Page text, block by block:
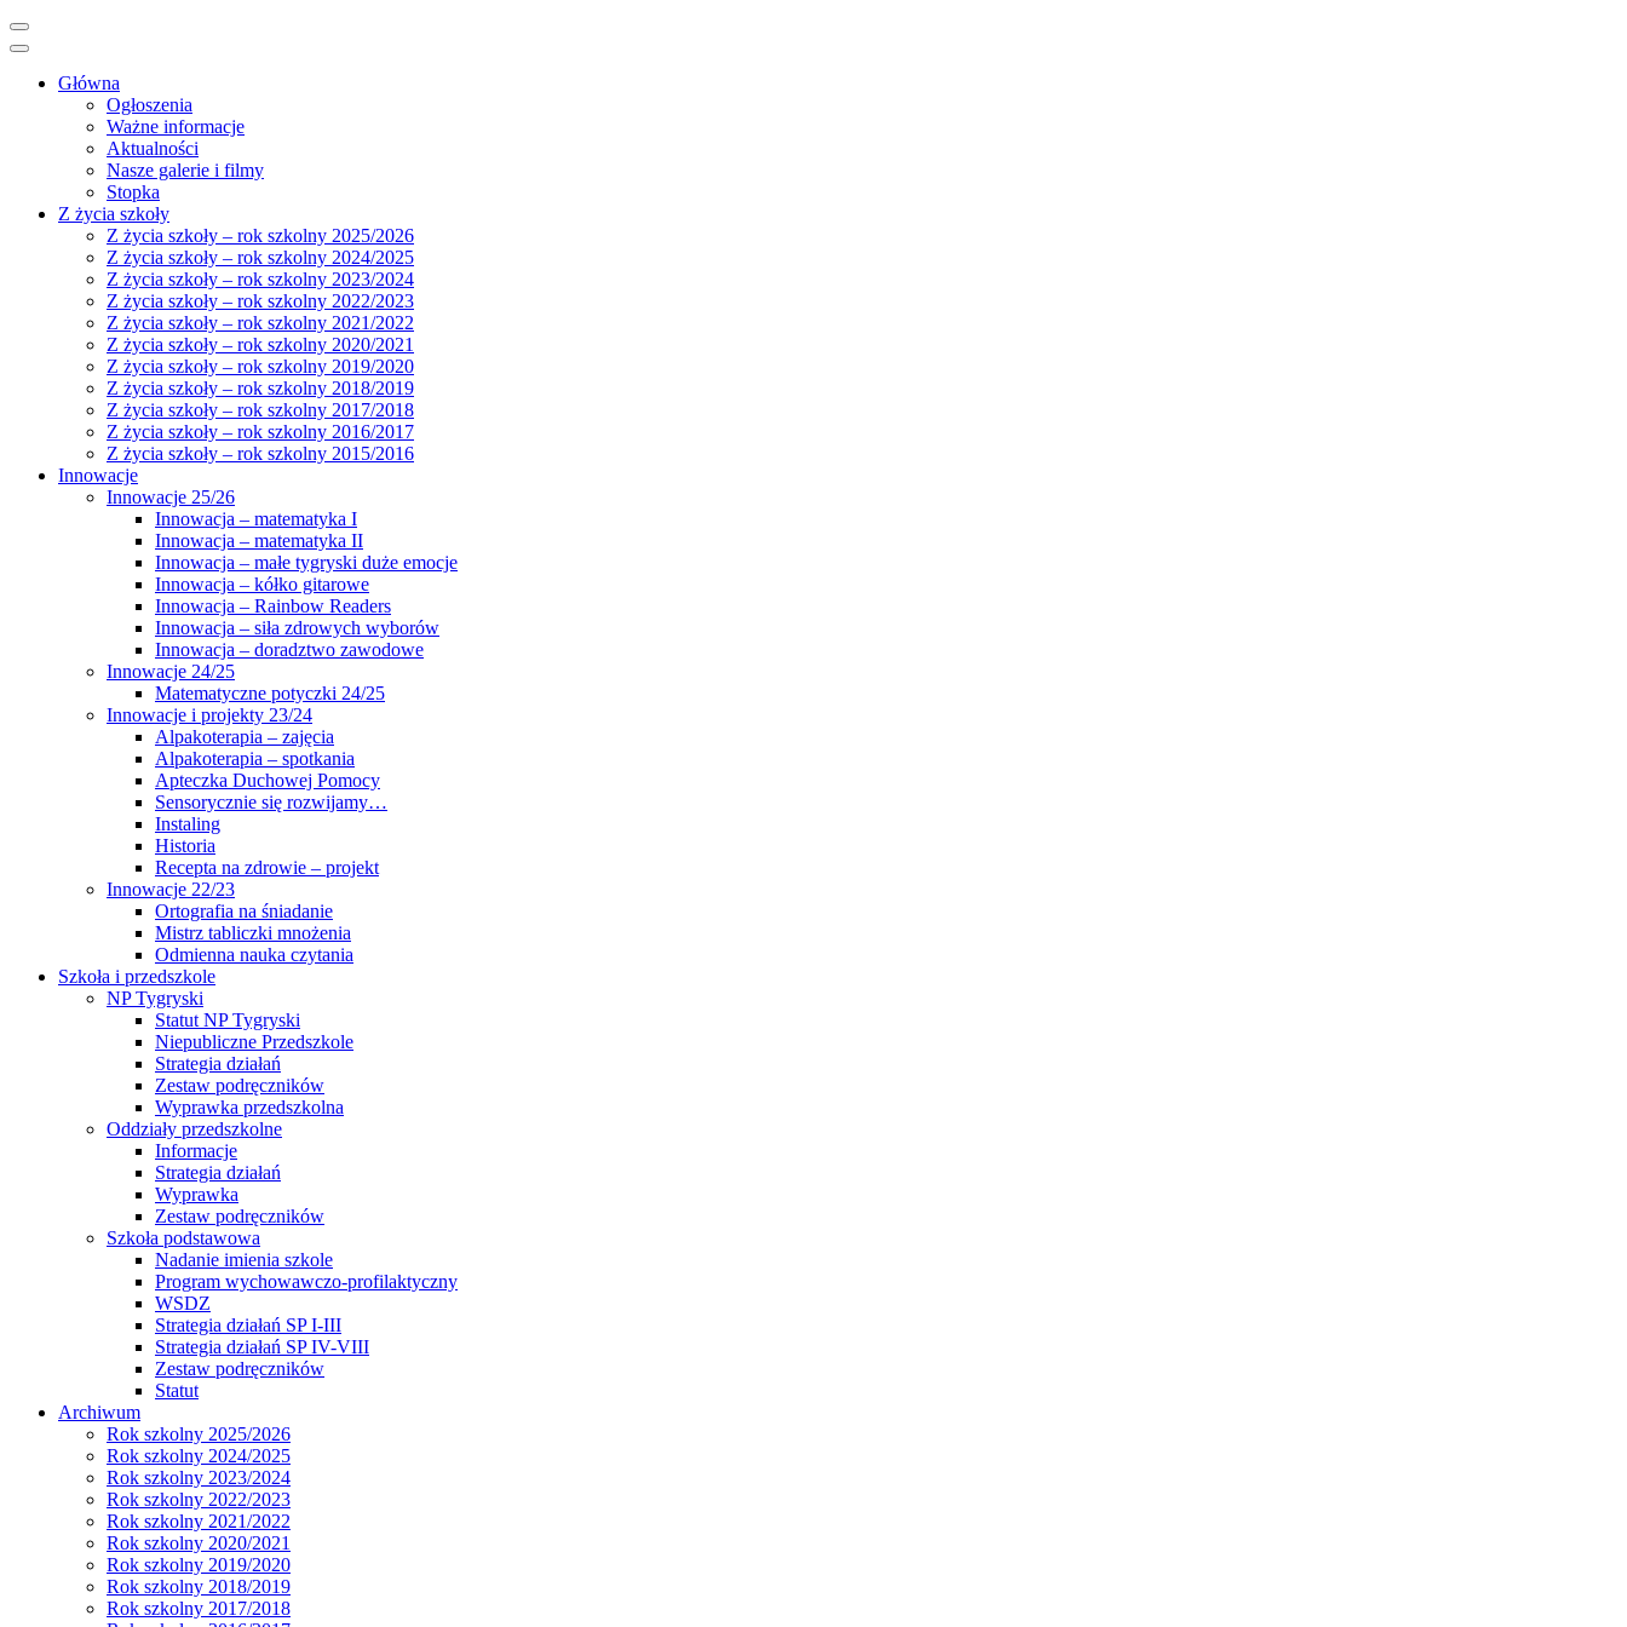
Główna
Ogłoszenia
Ważne informacje
Aktualności
Nasze galerie i filmy
Stopka
Z życia szkoły
Z życia szkoły – rok szkolny 2025/2026
Z życia szkoły – rok szkolny 2024/2025
Z życia szkoły – rok szkolny 2023/2024
Z życia szkoły – rok szkolny 2022/2023
Z życia szkoły – rok szkolny 2021/2022
Z życia szkoły – rok szkolny 2020/2021
Z życia szkoły – rok szkolny 2019/2020
Z życia szkoły – rok szkolny 2018/2019
Z życia szkoły – rok szkolny 2017/2018
Z życia szkoły – rok szkolny 2016/2017
Z życia szkoły – rok szkolny 2015/2016
Innowacje
Innowacje 25/26
Innowacja – matematyka I
Innowacja – matematyka II
Innowacja – małe tygryski duże emocje
Innowacja – kółko gitarowe
Innowacja – Rainbow Readers
Innowacja – siła zdrowych wyborów
Innowacja – doradztwo zawodowe
Innowacje 24/25
Matematyczne potyczki 24/25
Innowacje i projekty 23/24
Alpakoterapia – zajęcia
Alpakoterapia – spotkania
Apteczka Duchowej Pomocy
Sensorycznie się rozwijamy…
Instaling
Historia
Recepta na zdrowie – projekt
Innowacje 22/23
Ortografia na śniadanie
Mistrz tabliczki mnożenia
Odmienna nauka czytania
Szkoła i przedszkole
NP Tygryski
Statut NP Tygryski
Niepubliczne Przedszkole
Strategia działań
Zestaw podręczników
Wyprawka przedszkolna
Oddziały przedszkolne
Informacje
Strategia działań
Wyprawka
Zestaw podręczników
Szkoła podstawowa
Nadanie imienia szkole
Program wychowawczo-profilaktyczny
WSDZ
Strategia działań SP I-III
Strategia działań SP IV-VIII
Zestaw podręczników
Statut
Archiwum
Rok szkolny 2025/2026
Rok szkolny 2024/2025
Rok szkolny 2023/2024
Rok szkolny 2022/2023
Rok szkolny 2021/2022
Rok szkolny 2020/2021
Rok szkolny 2019/2020
Rok szkolny 2018/2019
Rok szkolny 2017/2018